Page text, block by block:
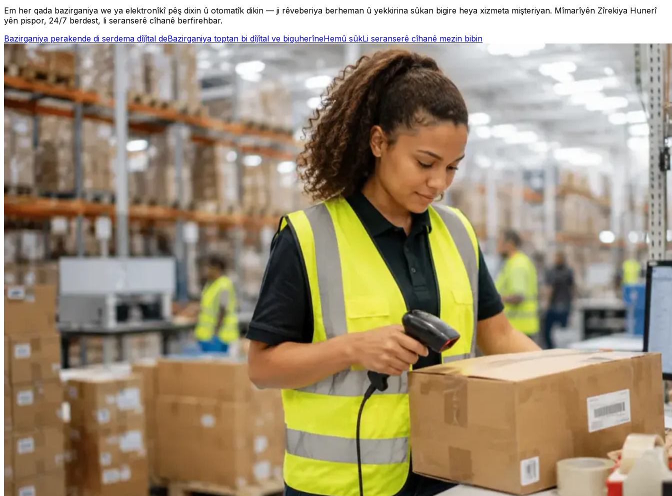
Em her qada bazirganiya we ya elektronîkî pêş dixin û otomatîk dikin — ji rêveberiya berheman û yekkirina sûkan bigire heya xizmeta mişteriyan. Mîmarîyên Zîrekiya Hunerî
yên pispor, 24/7 berdest, li seranserê cîhanê berfirehbar.
Bazirganiya perakende di serdema dîjîtal deBazirganiya toptan bi dîjîtal ve biguherîneHemû sûkLi seranserê cîhanê mezin bibin